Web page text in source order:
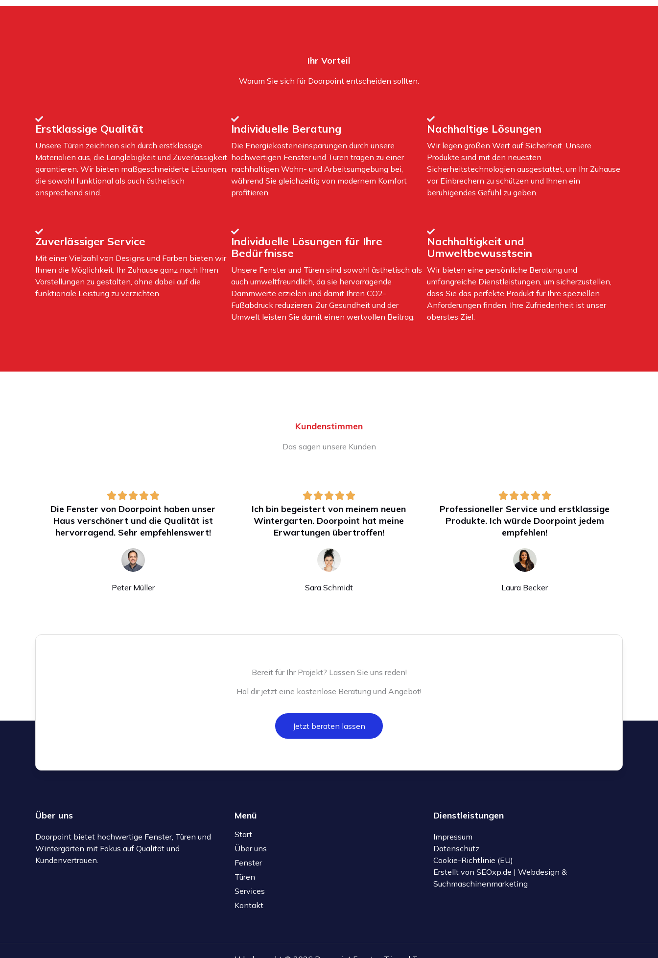
Ihr Vorteil
Warum Sie sich für Doorpoint entscheiden sollten:
Erstklassige Qualität
Unsere Türen zeichnen sich durch erstklassige
Materialien aus, die Langlebigkeit und Zuverlässigkeit
garantieren. Wir bieten maßgeschneiderte Lösungen,
die sowohl funktional als auch ästhetisch
ansprechend sind.
Individuelle Beratung
Die Energiekosteneinsparungen durch unsere
hochwertigen Fenster und Türen tragen zu einer
nachhaltigen Wohn- und Arbeitsumgebung bei,
während Sie gleichzeitig von modernem Komfort
profitieren.
Nachhaltige Lösungen
Wir legen großen Wert auf Sicherheit. Unsere
Produkte sind mit den neuesten
Sicherheitstechnologien ausgestattet, um Ihr Zuhause
vor Einbrechern zu schützen und Ihnen ein
beruhigendes Gefühl zu geben.
Zuverlässiger Service
Mit einer Vielzahl von Designs und Farben bieten wir
Ihnen die Möglichkeit, Ihr Zuhause ganz nach Ihren
Vorstellungen zu gestalten, ohne dabei auf die
funktionale Leistung zu verzichten.
Individuelle Lösungen für Ihre
Bedürfnisse
Unsere Fenster und Türen sind sowohl ästhetisch als
auch umweltfreundlich, da sie hervorragende
Dämmwerte erzielen und damit Ihren CO2-
Fußabdruck reduzieren. Zur Gesundheit und der
Umwelt leisten Sie damit einen wertvollen Beitrag.
Nachhaltigkeit und
Umweltbewusstsein
Wir bieten eine persönliche Beratung und
umfangreiche Dienstleistungen, um sicherzustellen,
dass Sie das perfekte Produkt für Ihre speziellen
Anforderungen finden. Ihre Zufriedenheit ist unser
oberstes Ziel.
Kundenstimmen
Das sagen unsere Kunden
Die Fenster von Doorpoint haben unser
Haus verschönert und die Qualität ist
hervorragend. Sehr empfehlenswert!
Peter Müller
Ich bin begeistert von meinem neuen
Wintergarten. Doorpoint hat meine
Erwartungen übertroffen!
Sara Schmidt
Professioneller Service und erstklassige
Produkte. Ich würde Doorpoint jedem
empfehlen!
Laura Becker
Bereit für Ihr Projekt? Lassen Sie uns reden!
Hol dir jetzt eine kostenlose Beratung und Angebot!
Jetzt beraten lassen
Über uns
Doorpoint bietet hochwertige Fenster, Türen und
Wintergärten mit Fokus auf Qualität und
Kundenvertrauen.
Menü
Start
Über uns
Fenster
Türen
Services
Kontakt
Dienstleistungen
Impressum
Datenschutz
Cookie-Richtlinie (EU)
Erstellt von SEOxp.de | Webdesign &
Suchmaschinenmarketing